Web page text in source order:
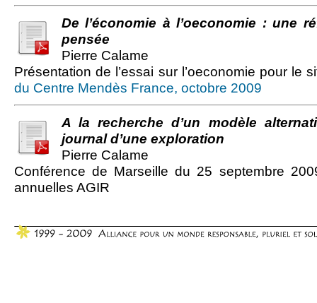
De l’économie à l’oeconomie : une
pensée
Pierre Calame
Présentation de l’essai sur l’oeconomie pour le
du Centre Mendès France, octobre 2009
A la recherche d’un modèle
journal d’une exploration
Pierre Calame
Conférence de Marseille du 25 septembre
annuelles AGIR